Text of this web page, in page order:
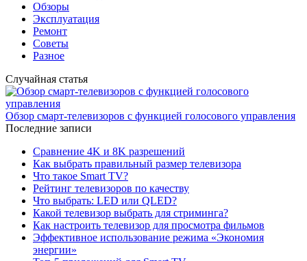
Обзоры
Эксплуатация
Ремонт
Советы
Разное
Случайная статья
Обзор смарт-телевизоров с функцией голосового управления
Последние записи
Сравнение 4K и 8K разрешений
Как выбрать правильный размер телевизора
Что такое Smart TV?
Рейтинг телевизоров по качеству
Что выбрать: LED или QLED?
Какой телевизор выбрать для стриминга?
Как настроить телевизор для просмотра фильмов
Эффективное использование режима «Экономия
энергии»